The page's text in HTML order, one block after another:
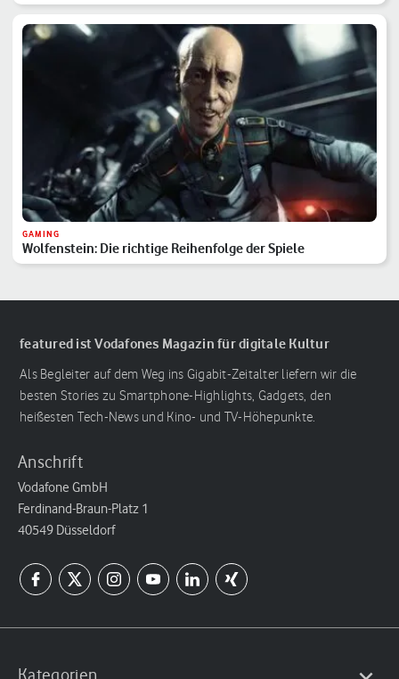
GAMING
Wolfenstein: Die richtige Reihenfolge der Spiele
featured ist Vodafones Magazin für digitale Kultur
Als Begleiter auf dem Weg ins Gigabit-Zeitalter liefern wir die
besten Stories zu Smartphone-Highlights, Gadgets, den
heißesten Tech-News und Kino- und TV-Höhepunkte.
Anschrift
Vodafone GmbH
Ferdinand-Braun-Platz 1
40549 Düsseldorf
Kategorien